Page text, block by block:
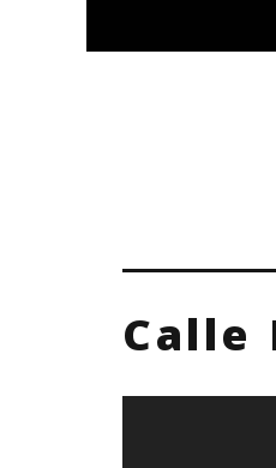
Calle